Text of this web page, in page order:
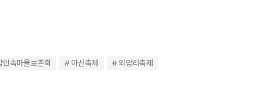
민속마을보존회 아산축제 외암리축제